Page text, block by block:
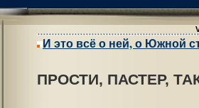
И это всё о ней, о Южной
ПРОСТИ, ПАСТЕР,